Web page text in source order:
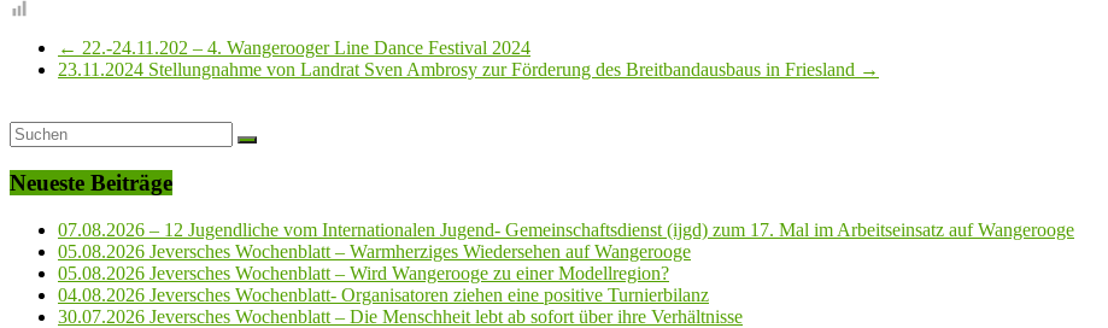
← 22.-24.11.202 – 4. Wangerooger Line Dance Festival 2024
23.11.2024 Stellungnahme von Landrat Sven Ambrosy zur Förderung des Breitbandausbaus in Friesland →
Neueste Beiträge
07.08.2026 – 12 Jugendliche vom Internationalen Jugend- Gemeinschaftsdienst (ijgd) zum 17. Mal im Arbeitseinsatz auf Wangerooge
05.08.2026 Jeversches Wochenblatt – Warmherziges Wiedersehen auf Wangerooge
05.08.2026 Jeversches Wochenblatt – Wird Wangerooge zu einer Modellregion?
04.08.2026 Jeversches Wochenblatt- Organisatoren ziehen eine positive Turnierbilanz
30.07.2026 Jeversches Wochenblatt – Die Menschheit lebt ab sofort über ihre Verhältnisse